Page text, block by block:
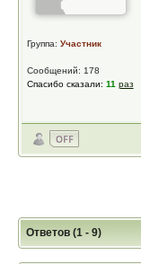
Группа: Участник
Сообщений: 178
Спасибо сказали: 11 раз
Ответов (1 - 9)